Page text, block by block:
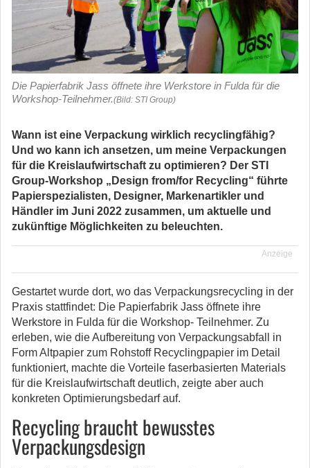
Die Papierfabrik Jass öffnete ihre Werkstore in Fulda für die
Workshop-Teilnehmer.(Bild: STI Group)
Wann ist eine Verpackung wirklich recyclingfähig?
Und wo kann ich ansetzen, um meine Verpackungen
für die Kreislaufwirtschaft zu optimieren? Der STI
Group-Workshop „Design from/for Recycling“ führte
Papierspezialisten, Designer, Markenartikler und
Händler im Juni 2022 zusammen, um aktuelle und
zukünftige Möglichkeiten zu beleuchten.
Anzeige
Gestartet wurde dort, wo das Verpackungsrecycling in der
Praxis stattfindet: Die Papierfabrik Jass öffnete ihre
Werkstore in Fulda für die Workshop- Teilnehmer. Zu
erleben, wie die Aufbereitung von Verpackungsabfall in
Form Altpapier zum Rohstoff Recyclingpapier im Detail
funktioniert, machte die Vorteile faserbasierten Materials
für die Kreislaufwirtschaft deutlich, zeigte aber auch
konkreten Optimierungsbedarf auf.
Recycling braucht bewusstes
Verpackungsdesign